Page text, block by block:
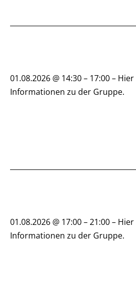
01.08.2026 @ 14:30 – 17:00 –
Informationen zu der Gruppe.
01.08.2026 @ 17:00 – 21:00 –
Informationen zu der Gruppe.